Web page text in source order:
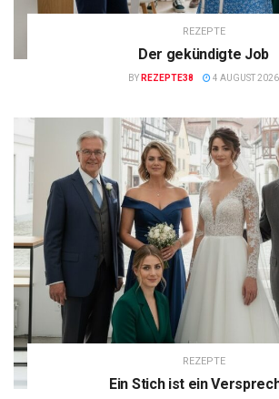
REZEPTE
Der gekündigte Job
BY REZEPTE38 4 AUGUST 2026
REZEPTE
Ein Stich ist ein